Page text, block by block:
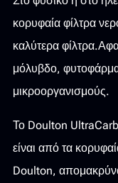
κορυφαία φίλτρα
καλύτερα
μόλυβδο,
μικροοργανισμούς.
Το Doulton UltraCarb
είναι από τα
Doulton,